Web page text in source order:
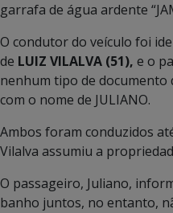
garrafa de água ardente
O condutor do veículo foi
de LUIZ VILALVA (51), e o
nenhum tipo de documento
com o nome de JULIANO.
Ambos foram conduzidos
Vilalva assumiu a
O passageiro, Juliano,
banho juntos, no entanto,